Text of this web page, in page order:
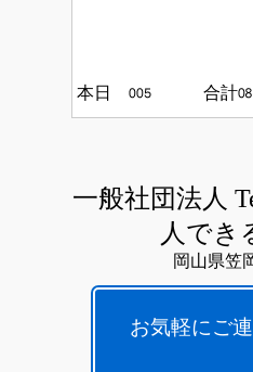
本日 合計
一般社団法人
人でき
岡山県笠
お気軽にご